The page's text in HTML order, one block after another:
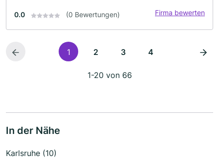
0.0 (0 Bewertungen) Firma bewerten
1 2 3 4
1-20 von 66
In der Nähe
Karlsruhe (10)